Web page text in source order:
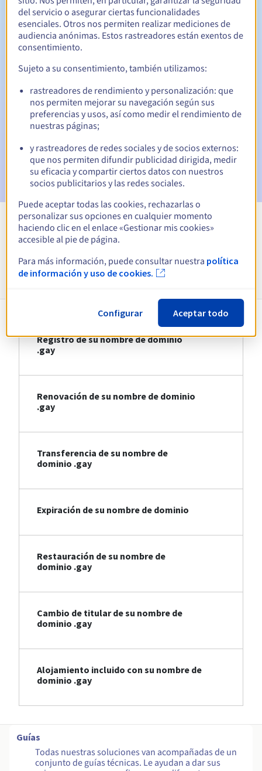
Período de redención 30 días
Notificaciones automáticas:
Emails de aviso:60, 30, 15, 7 y 3 días antes de la fecha de
vencimiento
Email el día del vencimiento
del nombre de dominio
Email tras el Redemption Grace Periodpara notificar la
eliminación del nombre de dominio
Ver todas las extensiones
Información sobre .gay
Registro de su nombre de dominio
.gay
Renovación de su nombre de dominio
.gay
Transferencia de su nombre de
dominio .gay
Expiración de su nombre de dominio
Restauración de su nombre de
dominio .gay
Cambio de titular de su nombre de
dominio .gay
Alojamiento incluido con su nombre de
dominio .gay
Guías
Todas nuestras soluciones van acompañadas de un
conjunto de guías técnicas. Le ayudan a dar sus
del servicio o asegurar ciertas funcionalidades
esenciales. Otros nos permiten realizar mediciones de
audiencia anónimas. Estos rastreadores están exentos de
consentimiento.
Sujeto a su consentimiento, también utilizamos:
rastreadores de rendimiento y personalización: que
nos permiten mejorar su navegación según sus
preferencias y usos, así como medir el rendimiento de
nuestras páginas;
y rastreadores de redes sociales y de socios externos:
que nos permiten difundir publicidad dirigida, medir
su eficacia y compartir ciertos datos con nuestros
socios publicitarios y las redes sociales.
Puede aceptar todas las cookies, rechazarlas o
personalizar sus opciones en cualquier momento
haciendo clic en el enlace «Gestionar mis cookies»
accesible al pie de página.
Para más información, puede consultar nuestra política
de información y uso de cookies.
Configurar Aceptar todo